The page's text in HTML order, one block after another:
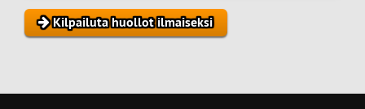
Kilpailuta huollot ilmaiseksi